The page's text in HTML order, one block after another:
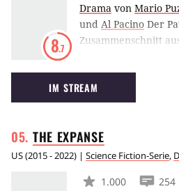
8.7
Drama von Mario
und Al Pacino Der
Zusammenschnitt
Miniserie, die auch
die in den Filmen
IM STREAM
THE EXPANSE
US(2015 - 2022) | Science Fiction-Serie,
1.000
254